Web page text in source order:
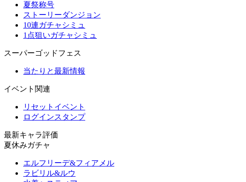
夏祭称号
ストーリーダンジョン
10連ガチャシミュ
1点狙いガチャシミュ
スーパーゴッドフェス
当たりと最新情報
イベント関連
リセットイベント
ログインスタンプ
最新キャラ評価
夏休みガチャ
エルフリーデ&フィアメル
ラビリル&ルウ